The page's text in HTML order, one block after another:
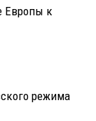
Европы к
режима